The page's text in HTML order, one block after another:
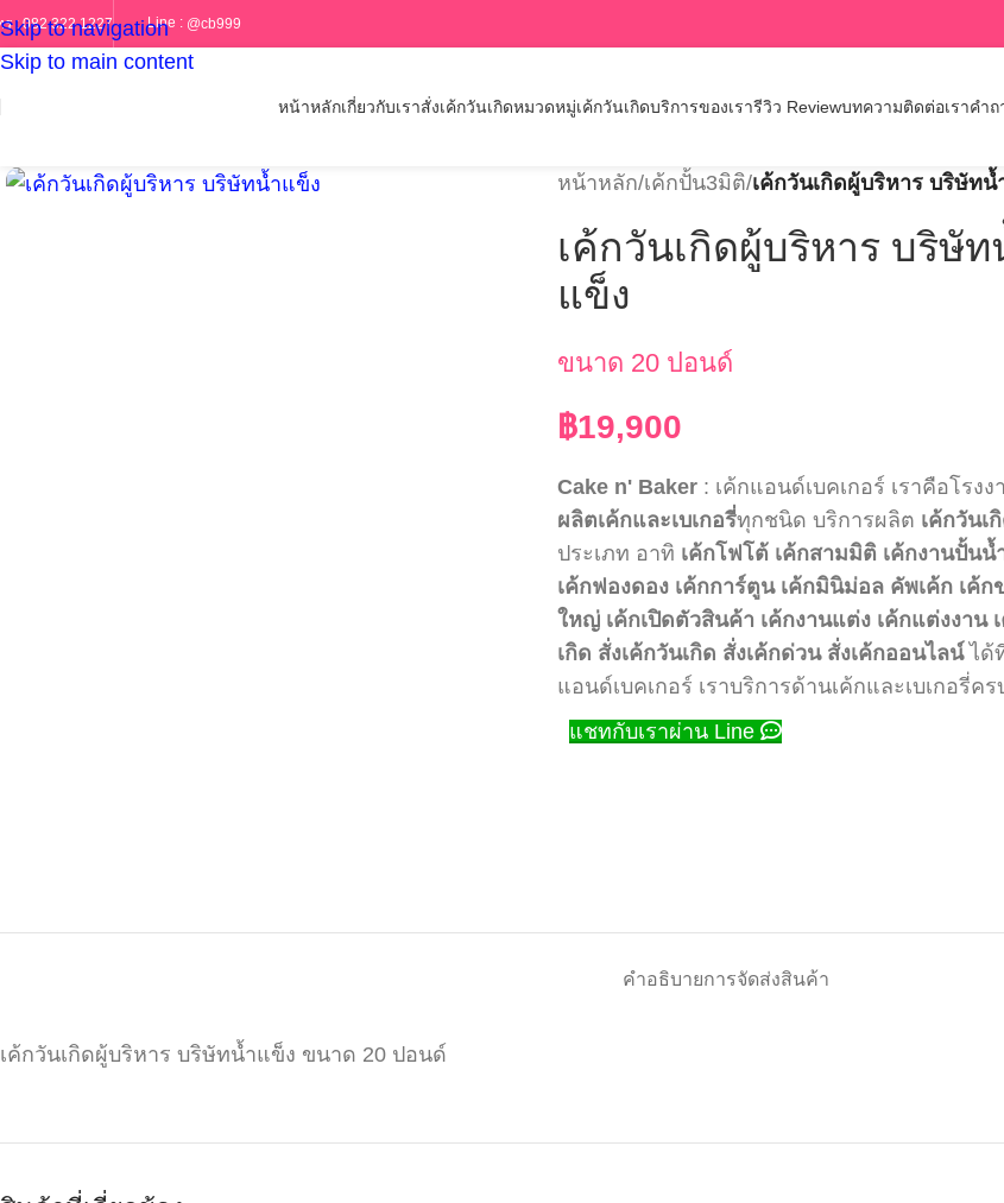
Skip to navigation
Skip to main content
ร : 082 322 1227 Line : @cb999
หน้าหลักเกี่ยวกับเราสั่งเค้กวันเกิดหมวดหมู่เค้กวันเกิดบริการของเรารีวิว Reviewบทความติดต่อเราคำถ
หน้าหลัก/เค้กปั้น3มิติ/เค้กวันเกิดผู้บริหาร บริษัทน้
เค้กวันเกิดผู้บริหาร บริษัท
แข็ง
ขนาด 20 ปอนด์
฿19,900
Cake n' Baker : เค้กแอนด์เบคเกอร์ เราคือโรงง
ผลิตเค้กและเบเกอรี่ทุกชนิด บริการผลิต เค้กวันเ
ประเภท อาทิ เค้กโฟโต้ เค้กสามมิติ เค้กงานปั้นน้
เค้กฟองดอง เค้กการ์ตูน เค้กมินิม่อล คัพเค้ก เค้ก
ใหญ่ เค้กเปิดตัวสินค้า เค้กงานแต่ง เค้กแต่งงาน
เกิด สั่งเค้กวันเกิด สั่งเค้กด่วน สั่งเค้กออนไลน์ได้
แอนด์เบคเกอร์ เราบริการด้านเค้กและเบเกอรี่คร
แชทกับเราผ่าน Line
คำอธิบายการจัดส่งสินค้า
เค้กวันเกิดผู้บริหาร บริษัทน้ำแข็ง ขนาด 20 ปอนด์